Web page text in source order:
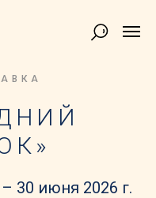
30 июня 2026 г.